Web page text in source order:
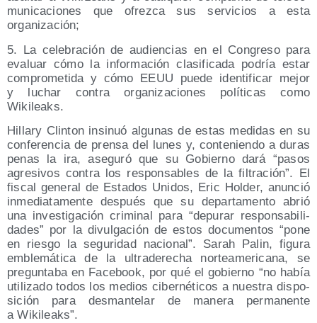
mu­ni­ca­cio­nes que ofrez­ca sus ser­vi­cios a esta
organización;
5. La cele­bra­ción de audien­cias en el Con­gre­so para
eva­luar cómo la infor­ma­ción cla­si­fi­ca­da podría estar
com­pro­me­ti­da y cómo EEUU pue­de iden­ti­fi­car mejor
y luchar con­tra orga­ni­za­cio­nes polí­ti­cas como
Wikileaks.
Hillary Clin­ton insi­nuó algu­nas de estas medi­das en su
con­fe­ren­cia de pren­sa del lunes y, con­te­nien­do a duras
penas la ira, ase­gu­ró que su Gobierno dará “pasos
agre­si­vos con­tra los res­pon­sa­bles de la fil­tra­ción”. El
fis­cal gene­ral de Esta­dos Uni­dos, Eric Hol­der, anun­ció
inme­dia­ta­men­te des­pués que su depar­ta­men­to abrió
una inves­ti­ga­ción cri­mi­nal para “depu­rar res­pon­sa­bi­li­
da­des” por la divul­ga­ción de estos docu­men­tos “pone
en ries­go la segu­ri­dad nacio­nal”. Sarah Palin, figu­ra
emble­má­ti­ca de la ultra­de­re­cha nor­te­ame­ri­ca­na, se
pre­gun­ta­ba en Face­book, por qué el gobierno “no había
uti­li­za­do todos los medios ciber­né­ti­cos a nues­tra dis­po­
si­ción para des­man­te­lar de mane­ra per­ma­nen­te
a Wikileaks”.